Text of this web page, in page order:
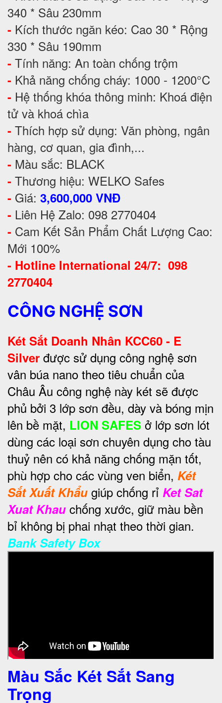
340 * Sâu 230mm
- Kích thước ngăn kéo: Cao 30 * Rộng
330 * Sâu 190mm
- Tính năng: An toàn chống trộm
- Khả năng chống cháy: 1000 - 1200°C
- Hệ thống khóa thông minh: Khoá điện
tử và khoá chìa
- Thích hợp sử dụng: Văn phòng, ngân
hàng, cơ quan, gia đình,...
- Màu sắc: BLACK
- Thương hiệu: WELKO Safes
- Giá: 3,600,000 VNĐ
- Liên Hệ Zalo: 098 2770404
- Cam Kết Sản Phẩm Chất Lượng Cao:
Mới 100%
- Hotline International 24/7: 098
2770404
CÔNG NGHỆ SƠN
Két Sắt Doanh Nhân KCC60 - E
Silver được sử dụng công nghệ sơn
vân búa nano theo tiêu chuẩn của
Châu Âu công nghệ này két sẽ được
phủ bởi 3 lớp sơn đều, dày và bóng mịn
lên bề mặt, LION SAFES ở lớp sơn lót
dùng các loại sơn chuyên dụng cho tàu
thuỷ nên có khả năng chống mặn tốt,
phù hợp cho các vùng ven biển, Két
Sắt Xuất Khẩu giúp chống rỉ Ket Sat
Xuat Khau chống xước, giữ màu bền
bỉ không bị phai nhạt theo thời gian.
Bank Safety Box
Màu Sắc Két Sắt Sang
Trọng